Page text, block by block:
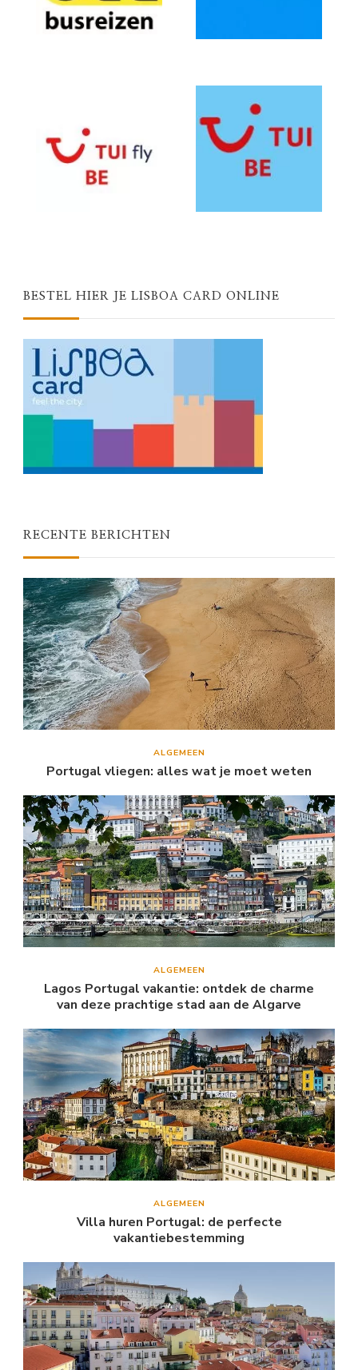
BESTEL HIER JE LISBOA CARD ONLINE
RECENTE BERICHTEN
ALGEMEEN
Portugal vliegen: alles wat je moet weten
ALGEMEEN
Lagos Portugal vakantie: ontdek de charme
van deze prachtige stad aan de Algarve
ALGEMEEN
Villa huren Portugal: de perfecte
vakantiebestemming